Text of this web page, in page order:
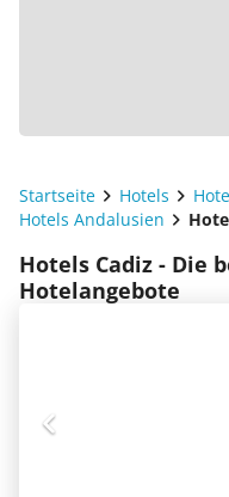
Startseite Hotels
Hotels Andalusien
Hotels Cadiz - Die
Hotelangebote